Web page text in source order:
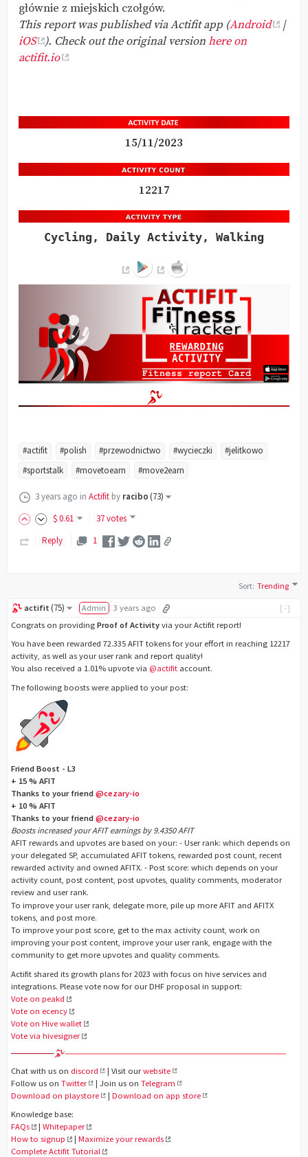
głównie z miejskich czołgów.
This report was published via Actifit app (Android
|
iOS
). Check out the original versionhere on
actifit.io
15/11/2023
12217
Cycling, Daily Activity, Walking
#actifit #polish #przewodnictwo #wycieczki
#jelitkowo
#sportstalk
#movetoearn #move2earn
3 years ago in Actifit by racibo(73)
$0.61
37 votes
Reply
1
Sort:Trending
[-]
actifit (75) Admin
3 years ago
Congrats on providing Proof of Activity via your Actifit report!
You have been rewarded 72.335 AFIT tokens for your effort in reaching 12217
activity, as well as your user rank and report quality!
You also received a 1.01% upvote via @actifit account.
The following boosts were applied to your post:
Friend Boost - L3
+ 15 % AFIT
Thanks to your friend @cezary-io
+ 10 % AFIT
Thanks to your friend @cezary-io
Boosts increased your AFIT earnings by 9.4350 AFIT
AFIT rewards and upvotes are based on your: - User rank: which depends on
your delegated SP, accumulated AFIT tokens, rewarded post count, recent
rewarded activity and owned AFITX. - Post score: which depends on your
activity count, post content, post upvotes, quality comments, moderator
review and user rank.
To improve your user rank, delegate more, pile up more AFIT and AFITX
tokens, and post more.
To improve your post score, get to the max activity count, work on
improving your post content, improve your user rank, engage with the
community to get more upvotes and quality comments.
Actifit shared its growth plans for 2023 with focus on hive services and
integrations. Please vote now for our DHF proposal in support:
Vote on peakd
Vote on ecency
Vote on Hive wallet
Vote via hivesigner
Chat with us on discord | Visit ourwebsite
Follow us on Twitter | Join us onTelegram
Download on playstore
|Download on app store
Knowledge base:
FAQs
|Whitepaper
How to signup
|Maximize your rewards
Complete Actifit Tutorial